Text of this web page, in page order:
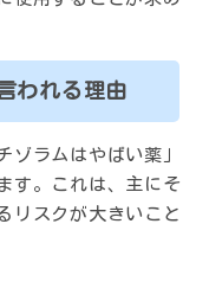
われる理由
ゾラムはやばい薬」
す。これは、主にそ
リスクが大きいこと